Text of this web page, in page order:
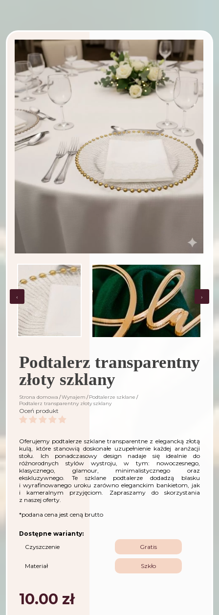
‹ ›
Podtalerz transparentny
złoty szklany
Strona domowa Wynajem
Podtalerze szklane
Podtalerz transparentny złoty szklany
Oceń produkt
Oferujemy podtalerze szklane transparentne z elegancką złotą
kulą, które stanowią doskonałe uzupełnienie każdej aranżacji
stołu. Ich ponadczasowy design nadaje się idealnie do
różnorodnych stylów wystroju, w tym: nowoczesnego,
klasycznego, glamour, minimalistycznego oraz
ekskluzywnego. Te szklane podtalerze dodadzą blasku
i wyrafinowanego uroku zarówno eleganckim bankietom, jak
i kameralnym przyjęciom. Zapraszamy do skorzystania
z naszej oferty.
*podana cena jest ceną brutto
Dostępne warianty:
Czyszczenie
Gratis
Materiał Szkło
10.00 zł